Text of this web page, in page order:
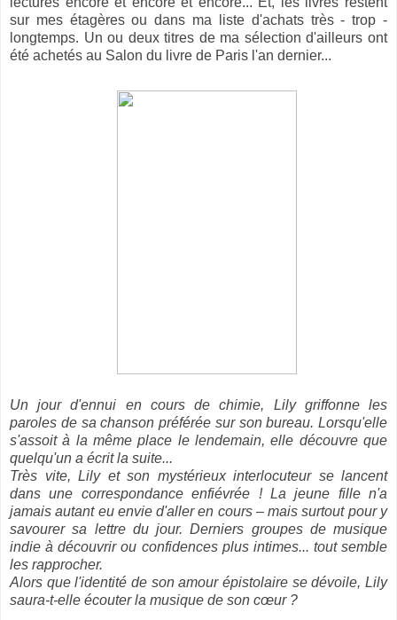
sur mes étagères ou dans ma liste d'achats très - trop -
longtemps. Un ou deux titres de ma sélection d'ailleurs ont
été achetés au Salon du livre de Paris l'an dernier...
Un jour d'ennui en cours de chimie, Lily griffonne les
paroles de sa chanson préférée sur son bureau. Lorsqu'elle
s'assoit à la même place le lendemain, elle découvre que
quelqu'un a écrit la suite...
Très vite, Lily et son mystérieux interlocuteur se lancent
dans une correspondance enfiévrée ! La jeune fille n'a
jamais autant eu envie d'aller en cours – mais surtout pour y
savourer sa lettre du jour. Derniers groupes de musique
indie à découvrir ou confidences plus intimes... tout semble
les rapprocher.
Alors que l'identité de son amour épistolaire se dévoile, Lily
saura-t-elle écouter la musique de son cœur ?